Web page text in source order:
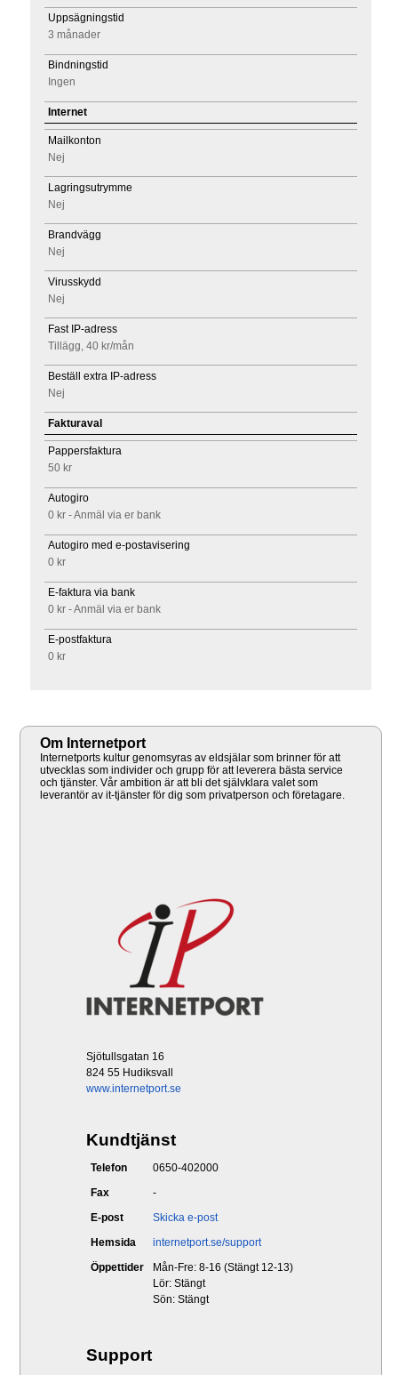
Uppsägningstid
3 månader
Bindningstid
Ingen
Internet
Mailkonton
Nej
Lagringsutrymme
Nej
Brandvägg
Nej
Virusskydd
Nej
Fast IP-adress
Tillägg, 40 kr/mån
Beställ extra IP-adress
Nej
Fakturaval
Pappersfaktura
50 kr
Autogiro
0 kr - Anmäl via er bank
Autogiro med e-postavisering
0 kr
E-faktura via bank
0 kr - Anmäl via er bank
E-postfaktura
0 kr
Om Internetport
Internetports kultur genomsyras av eldsjälar som brinner för att
utvecklas som individer och grupp för att leverera bästa service
och tjänster. Vår ambition är att bli det självklara valet som
leverantör av it-tjänster för dig som privatperson och företagare.
Sjötullsgatan 16
824 55 Hudiksvall
www.internetport.se
Kundtjänst
Telefon
0650-402000
Fax
-
E-post
Skicka e-post
Hemsida
internetport.se/support
Öppettider
Mån-Fre: 8-16 (Stängt 12-13)
Lör: Stängt
Sön: Stängt
Support